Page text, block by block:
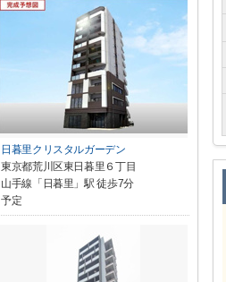
日暮里クリスタルガーデン
東京都荒川区東日暮里６丁目
山手線「日暮里」駅 徒歩7分
予定